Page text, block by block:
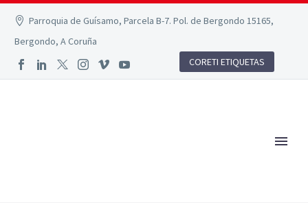
Parroquia de Guísamo, Parcela B-7. Pol. de Bergondo 15165,
Bergondo, A Coruña
CORETI ETIQUETAS